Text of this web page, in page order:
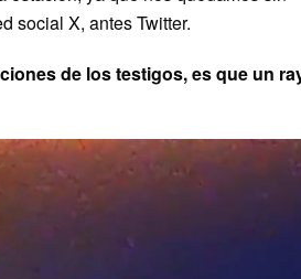
social X, antes Twitter.
de los testigos, es que un